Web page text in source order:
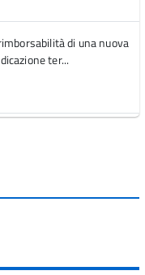
di una nuova
ter...